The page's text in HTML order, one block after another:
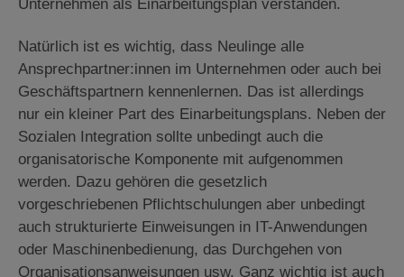
Unternehmen als Einarbeitungsplan verstanden.
Natürlich ist es wichtig, dass Neulinge alle
Ansprechpartner:innen im Unternehmen oder auch bei
Geschäftspartnern kennenlernen. Das ist allerdings
nur ein kleiner Part des Einarbeitungsplans. Neben der
Sozialen Integration sollte unbedingt auch die
organisatorische Komponente mit aufgenommen
werden. Dazu gehören die gesetzlich
vorgeschriebenen Pflichtschulungen aber unbedingt
auch strukturierte Einweisungen in IT-Anwendungen
oder Maschinenbedienung, das Durchgehen von
Organisationsanweisungen usw. Ganz wichtig ist auch